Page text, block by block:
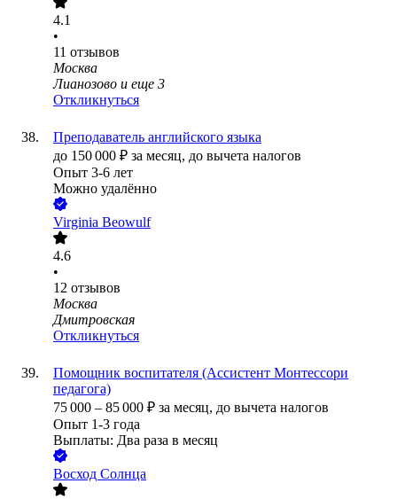
4.1
•
11 отзывов
Москва
Лианозово и еще 3
Откликнуться
Преподаватель английского языка
до 150 000 ₽ за месяц, до вычета налогов
Опыт 3-6 лет
Можно удалённо
Virginia Beowulf
4.6
•
12 отзывов
Москва
Дмитровская
Откликнуться
Помощник воспитателя (Ассистент Монтессори
педагога)
75 000 – 85 000 ₽ за месяц, до вычета налогов
Опыт 1-3 года
Выплаты: Два раза в месяц
Восход Солнца